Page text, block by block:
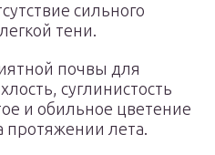
сильного
тени.
почвы для
суглинистость
и обильное цветение
протяжении лета.